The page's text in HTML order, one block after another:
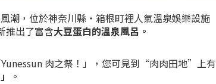
潮，位於神奈川縣・箱根町裡人氣溫泉娛樂設施
推出了富含大豆蛋白的溫泉風呂。
肉之祭！」，您可見到“肉肉田地”上有
。